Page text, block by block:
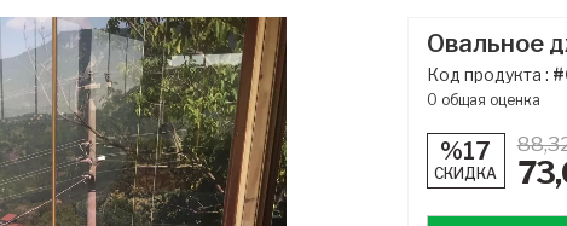
Овальное
Код продукта :
0 общая оценка
%17
СКИДКА